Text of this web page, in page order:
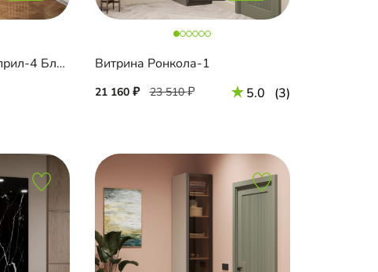
Распашной шкаф Эйприл-4 Блэк с зеркалом Витрина Ронкола-1
21 160 23 510 5.0 (3)